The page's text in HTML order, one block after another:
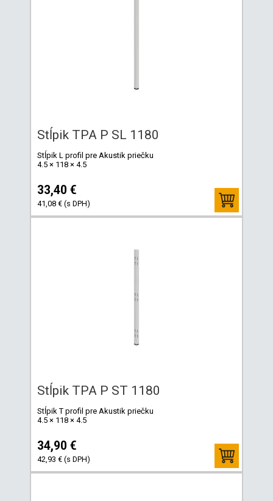
Stĺpik TPA P SL 1180
Stĺpik L profil pre Akustik priečku
4.5 × 118 × 4.5
33,40 €
41,08 € (s DPH)
Stĺpik TPA P ST 1180
Stĺpik T profil pre Akustik priečku
4.5 × 118 × 4.5
34,90 €
42,93 € (s DPH)